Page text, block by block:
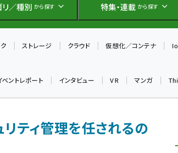
リ／種別 から探す 特集・連載 から探す
ストレージ クラウド 仮想化／コンテナ
ベントレポート インタビュー VR マンガ
リティ管理を任されるの